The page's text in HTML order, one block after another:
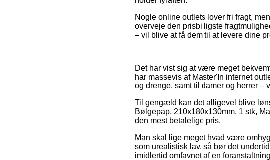
Nogle online outlets lover fri fragt,
overveje den prisbilligste
– vil blive at få dem til at levere dine
Det har vist sig at være meget
har massevis af Master'In internet
og drenge, samt til damer og herrer –
Til gengæld kan det alligevel blive
Bølgepap, 210x180x130mm, 1 stk,
den mest betalelige pris.
Man skal lige meget hvad være
som urealistisk lav, så bør det
imidlertid omfavnet af en